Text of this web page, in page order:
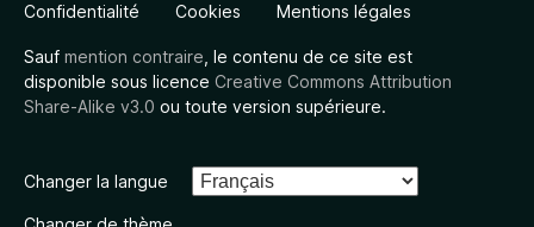
Confidentialité Cookies Mentions légales
Sauf mention contraire , le contenu de ce site est
disponible sous licence Creative Commons Attribution
Share-Alike v3.0 ou toute version supérieure.
Changer la langue